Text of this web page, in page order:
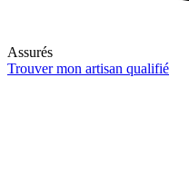
Assurés
Trouver mon artisan qualifié